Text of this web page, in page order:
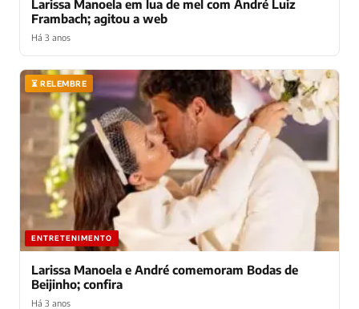
Larissa Manoela em lua de mel com André Luiz
Frambach; agitou a web
Há 3 anos
⏳ RELEMBRE
ENTRETENIMENTO
Larissa Manoela e André comemoram Bodas de
Beijinho; confira
Há 3 anos